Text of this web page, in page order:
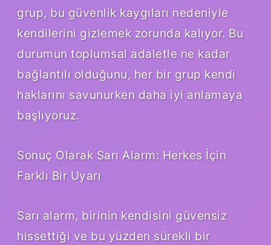
grup, bu güvenlik kaygıları nedeniyle
kendilerini gizlemek zorunda kalıyor. Bu
durumun toplumsal adaletle ne kadar
bağlantılı olduğunu, her bir grup kendi
haklarını savunurken daha iyi anlamaya
başlıyoruz.
Sonuç Olarak Sarı Alarm: Herkes İçin
Farklı Bir Uyarı
Sarı alarm, birinin kendisini güvensiz
hissettiği ve bu yüzden sürekli bir